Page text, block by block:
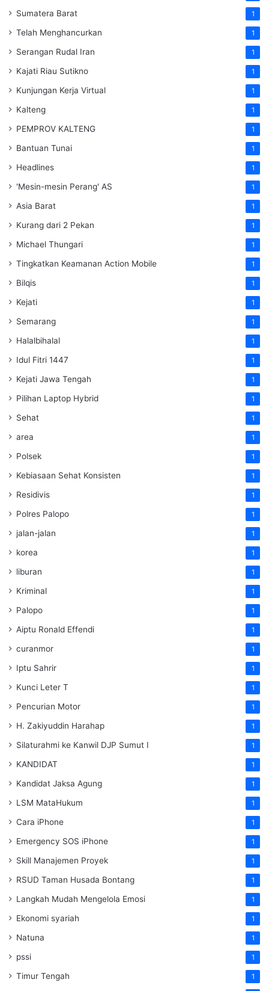
Sumatera Barat 1
Telah Menghancurkan 1
Serangan Rudal Iran 1
Kajati Riau Sutikno 1
Kunjungan Kerja Virtual 1
Kalteng 1
PEMPROV KALTENG 1
Bantuan Tunai 1
Headlines 1
'Mesin-mesin Perang' AS 1
Asia Barat 1
Kurang dari 2 Pekan 1
Michael Thungari 1
Tingkatkan Keamanan Action Mobile 1
Bilqis 1
Kejati 1
Semarang 1
Halalbihalal 1
Idul Fitri 1447 1
Kejati Jawa Tengah 1
Pilihan Laptop Hybrid 1
Sehat 1
area 1
Polsek 1
Kebiasaan Sehat Konsisten 1
Residivis 1
Polres Palopo 1
jalan-jalan 1
korea 1
liburan 1
Kriminal 1
Palopo 1
Aiptu Ronald Effendi 1
curanmor 1
Iptu Sahrir 1
Kunci Leter T 1
Pencurian Motor 1
H. Zakiyuddin Harahap 1
Silaturahmi ke Kanwil DJP Sumut I 1
KANDIDAT 1
Kandidat Jaksa Agung 1
LSM MataHukum 1
Cara iPhone 1
Emergency SOS iPhone 1
Skill Manajemen Proyek 1
RSUD Taman Husada Bontang 1
Langkah Mudah Mengelola Emosi 1
Ekonomi syariah 1
Natuna 1
pssi 1
Timur Tengah 1